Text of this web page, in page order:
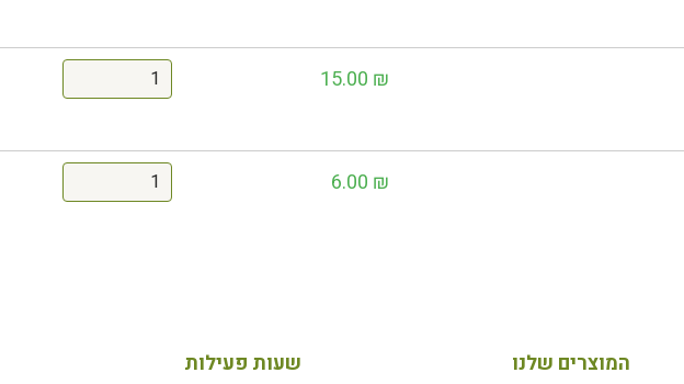
15.00 ₪
6.00 ₪
המוצרים שלנו
שעות פעילות